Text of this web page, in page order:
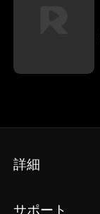
詳細
サポート